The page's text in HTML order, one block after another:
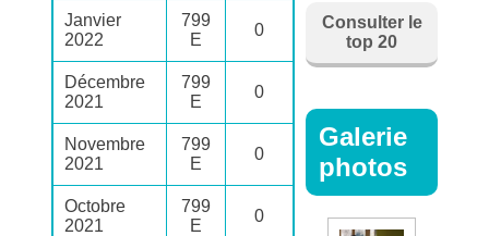
Janvier
2022
799
E
0
Décembre
2021
799
E
0
Novembre
2021
799
E
0
Octobre
2021
799
E
0
Consulter le
top 20
Galerie
photos